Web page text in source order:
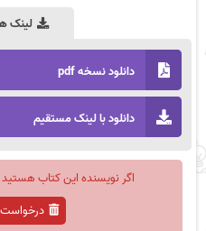
لینک
دانلود نسخه pdf
دانلود با لینک مستقیم
اگر نویسنده این کتاب